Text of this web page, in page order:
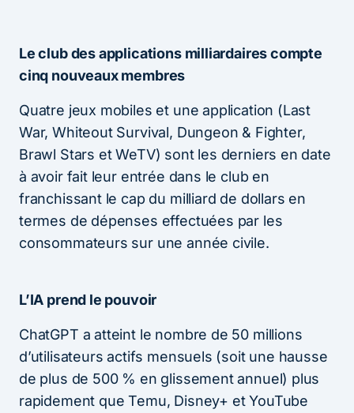
Le club des applications milliardaires compte
cinq nouveaux membres
Quatre jeux mobiles et une application (Last
War, Whiteout Survival, Dungeon & Fighter,
Brawl Stars et WeTV) sont les derniers en date
à avoir fait leur entrée dans le club en
franchissant le cap du milliard de dollars en
termes de dépenses effectuées par les
consommateurs sur une année civile.
L’IA prend le pouvoir
ChatGPT a atteint le nombre de 50 millions
d’utilisateurs actifs mensuels (soit une hausse
de plus de 500 % en glissement annuel) plus
rapidement que Temu, Disney+ et YouTube